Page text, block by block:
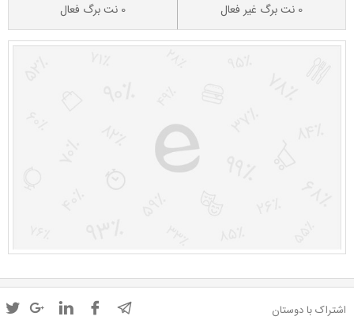
0 نت برگ غیر فعال 0 نت برگ فعال
اشتراک با دوستان